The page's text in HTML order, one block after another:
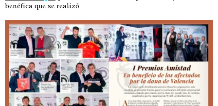
benéfica que se realizó